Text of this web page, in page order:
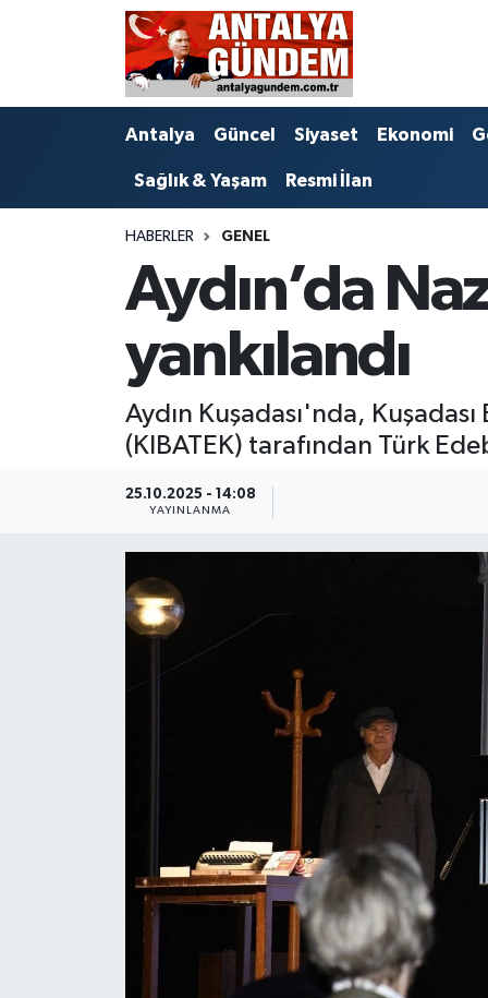
Antalya Güncel Siyaset Ekonomi
Sağlık & Yaşam Resmi İlan
HABERLER GENEL
Aydın’da
yankılandı
Aydın Kuşadası'nda,
(KIBATEK) tarafından Türk
25.10.2025 - 14:08
YAYINLANMA
Antalya
Bilim & Teknoloji
EĞİTİM
Ekonomi
Kültür & Sanat
Magazin
Antalya Nöbetçi Eczaneler
Antalya Hava Durumu
Antalya Namaz Vakitleri
Süper Lig Puan Durumu ve Fikstür
Tüm Manşetler
Son Dakika Haberleri